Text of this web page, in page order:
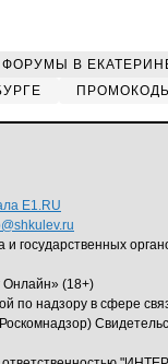
ФОРУМЫ В
E1.RU
государственных
Онлайн» (18+)
по надзору в сфере